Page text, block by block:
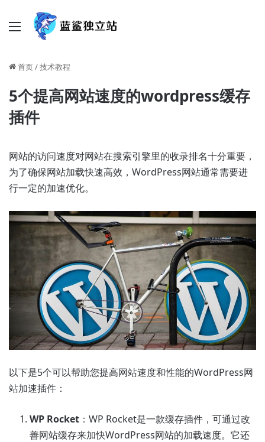
菜单
首页/技术教程
5个提高网站速度的wordpress缓存
插件
网站的访问速度对网站在搜索引擎里的收录排名十分重要，
为了确保网站加载快速高效，WordPress网站通常需要进
行一定的加速优化。
以下是5个可以帮助您提高网站速度和性能的WordPress网
站加速插件：
WP Rocket ：WP Rocket是一款缓存插件，可通过改
善网站缓存来加快WordPress网站的加载速度。它还